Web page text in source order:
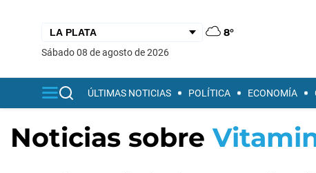
8°
sábado 08 de agosto de 2026
ÚLTIMAS NOTICIAS POLÍTICA ECONOMÍA
Noticias sobre